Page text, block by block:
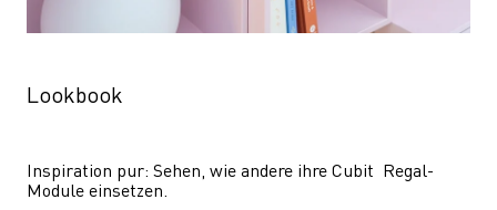
Lookbook
Inspiration pur: Sehen, wie andere ihre Cubit  Regal-
Module einsetzen.